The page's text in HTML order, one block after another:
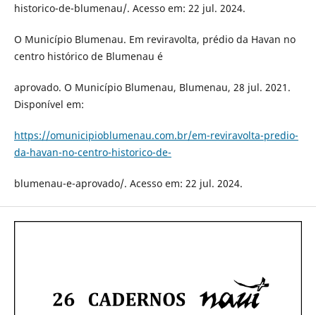
historico-de-blumenau/. Acesso em: 22 jul. 2024.
O Município Blumenau. Em reviravolta, prédio da Havan no
centro histórico de Blumenau é
aprovado. O Município Blumenau, Blumenau, 28 jul. 2021.
Disponível em:
https://omunicipioblumenau.com.br/em-reviravolta-predio-
da-havan-no-centro-historico-de-
blumenau-e-aprovado/. Acesso em: 22 jul. 2024.